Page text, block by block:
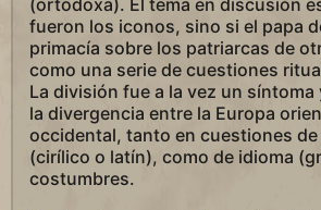
(ortodoxa). El tema en discusión
fueron los iconos, sino si el papa
primacía sobre los patriarcas de
como una serie de cuestiones
La división fue a la vez un síntoma
la divergencia entre la Europa
occidental, tanto en cuestiones
(cirílico o latín), como de idioma
costumbres.